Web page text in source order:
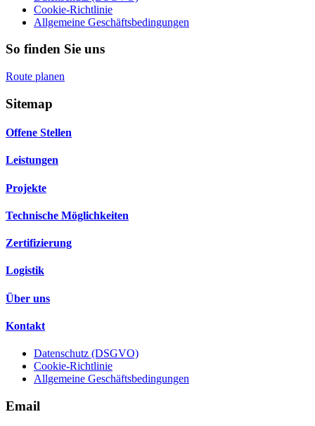
Cookie-Richtlinie
Allgemeine Geschäftsbedingungen
So finden Sie uns
Route planen
Sitemap
Offene Stellen
Leistungen
Projekte
Technische Möglichkeiten
Zertifizierung
Logistik
Über uns
Kontakt
Datenschutz (DSGVO)
Cookie-Richtlinie
Allgemeine Geschäftsbedingungen
Email